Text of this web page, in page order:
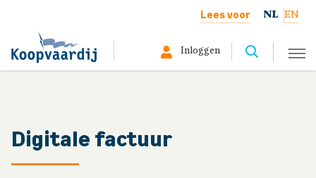
Lees voor NL EN
Gepensioneerd
Inloggen
Digitale factuur